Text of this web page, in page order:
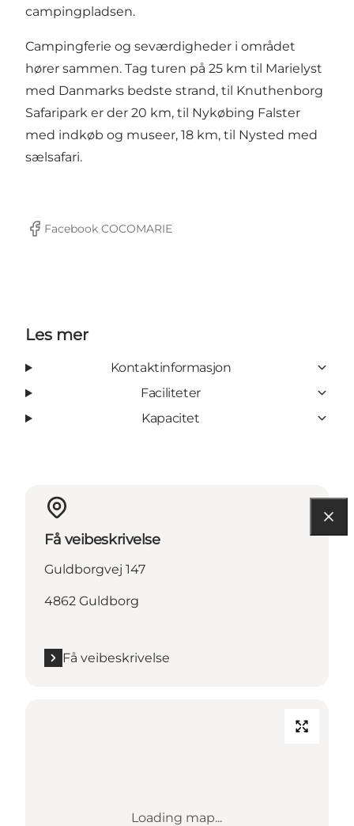
campingpladsen.
Campingferie og seværdigheder i området
hører sammen. Tag turen på 25 km til Marielyst
med Danmarks bedste strand, til Knuthenborg
Safaripark er der 20 km, til Nykøbing Falster
med indkøb og museer, 18 km, til Nysted med
sælsafari.
Facebook
Facebook COCOMARIE
Les mer
Kontaktinformasjon
Faciliteter
Kapacitet
Få veibeskrivelse
Guldborgvej 147
4862 Guldborg
Få veibeskrivelse
Loading map...